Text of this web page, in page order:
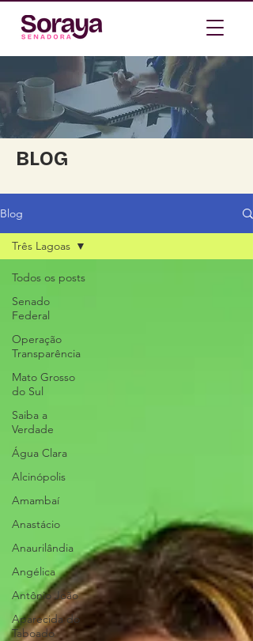
BLOG
Blog
Todos os posts
Senado
Federal
Operação
Transparência
Mato Grosso
do Sul
Saiba a
Verdade
Água Clara
Alcinópolis
Amambaí
Anastácio
Anaurilândia
Angélica
Antônio João
Aparecida do
Taboado
Três Lagoas